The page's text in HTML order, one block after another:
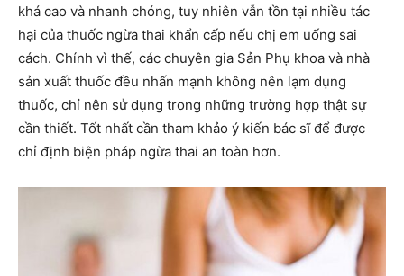
khá cao và nhanh chóng, tuy nhiên vẫn tồn tại nhiều tác
hại của thuốc ngừa thai khẩn cấp nếu chị em uống sai
cách. Chính vì thế, các chuyên gia Sản Phụ khoa và nhà
sản xuất thuốc đều nhấn mạnh không nên lạm dụng
thuốc, chỉ nên sử dụng trong những trường hợp thật sự
cần thiết. Tốt nhất cần tham khảo ý kiến bác sĩ để được
chỉ định biện pháp ngừa thai an toàn hơn.